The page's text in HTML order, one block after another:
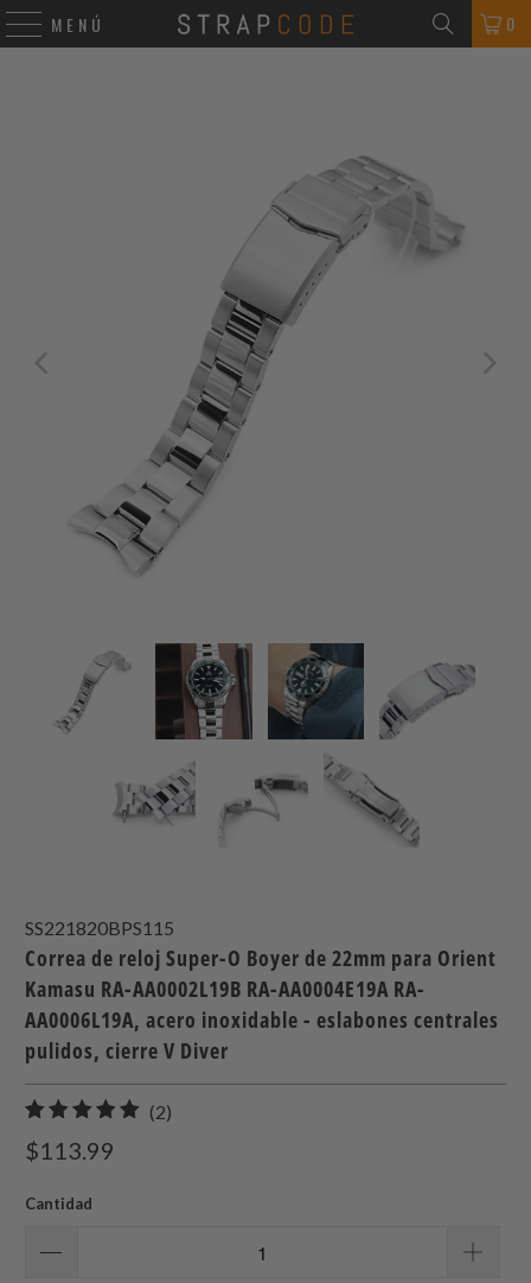
MENÚ 0
SS221820BPS115
Correa de reloj Super-O Boyer de 22mm para Orient
Kamasu RA-AA0002L19B RA-AA0004E19A RA-
AA0006L19A, acero inoxidable - eslabones centrales
pulidos, cierre V Diver
(2)
$113.99
Cantidad